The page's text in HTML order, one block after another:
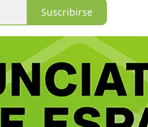
Suscribirse